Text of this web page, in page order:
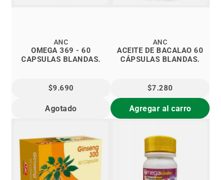
OMEGA 369 - 60
CAPSULAS BLANDAS.
ANC
$9.690
Agotado
ACEITE DE BACALAO 60
CÁPSULAS BLANDAS.
ANC
$7.280
Agregar al carro